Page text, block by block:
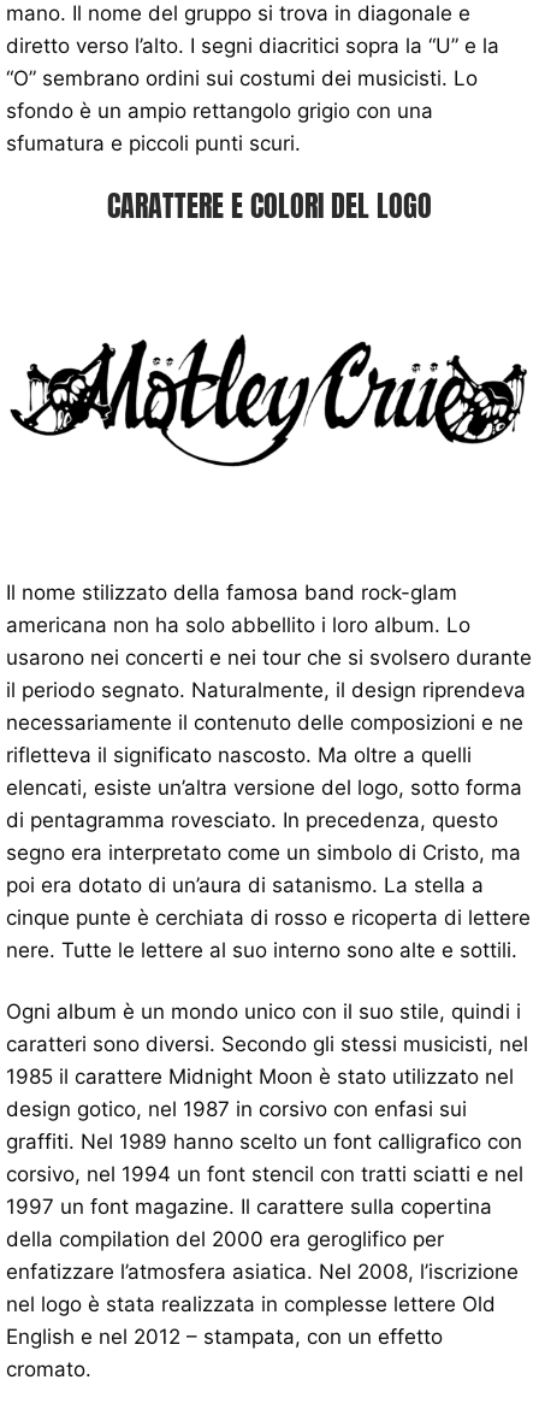
mano. Il nome del gruppo si trova in diagonale e
diretto verso l’alto. I segni diacritici sopra la “U” e la
“O” sembrano ordini sui costumi dei musicisti. Lo
sfondo è un ampio rettangolo grigio con una
sfumatura e piccoli punti scuri.
CARATTERE E COLORI DEL LOGO
Il nome stilizzato della famosa band rock-glam
americana non ha solo abbellito i loro album. Lo
usarono nei concerti e nei tour che si svolsero durante
il periodo segnato. Naturalmente, il design riprendeva
necessariamente il contenuto delle composizioni e ne
rifletteva il significato nascosto. Ma oltre a quelli
elencati, esiste un’altra versione del logo, sotto forma
di pentagramma rovesciato. In precedenza, questo
segno era interpretato come un simbolo di Cristo, ma
poi era dotato di un’aura di satanismo. La stella a
cinque punte è cerchiata di rosso e ricoperta di lettere
nere. Tutte le lettere al suo interno sono alte e sottili.
Ogni album è un mondo unico con il suo stile, quindi i
caratteri sono diversi. Secondo gli stessi musicisti, nel
1985 il carattere Midnight Moon è stato utilizzato nel
design gotico, nel 1987 in corsivo con enfasi sui
graffiti. Nel 1989 hanno scelto un font calligrafico con
corsivo, nel 1994 un font stencil con tratti sciatti e nel
1997 un font magazine. Il carattere sulla copertina
della compilation del 2000 era geroglifico per
enfatizzare l’atmosfera asiatica. Nel 2008, l’iscrizione
nel logo è stata realizzata in complesse lettere Old
English e nel 2012 – stampata, con un effetto
cromato.